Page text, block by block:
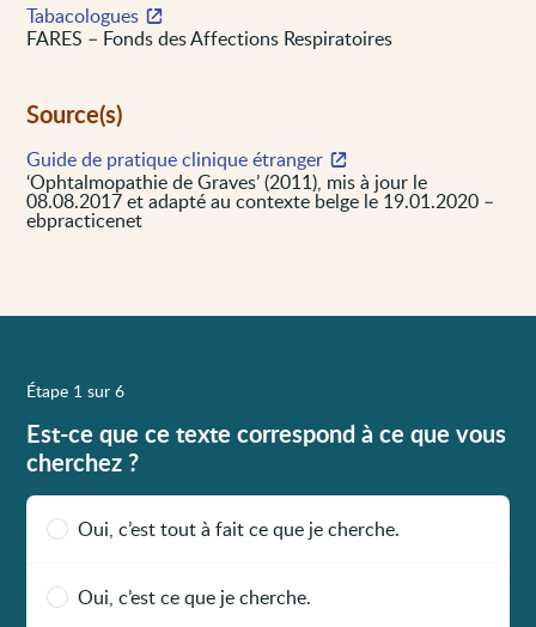
Tabacologues
FARES – Fonds des Affections Respiratoires
Source(s)
Guide de pratique clinique étranger
‘Ophtalmopathie de Graves’ (2011), mis à jour le
08.08.2017 et adapté au contexte belge le 19.01.2020 –
ebpracticenet
Étape 1 sur 6
Est-ce que ce texte correspond à ce que vous
cherchez ?
Oui, c’est tout à fait ce que je cherche.
Oui, c’est ce que je cherche.